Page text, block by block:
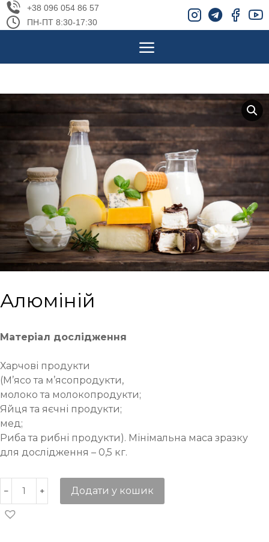
+38 096 054 86 57
ПН-ПТ 8:30-17:30
Алюміній
Матеріал дослідження
Харчові продукти
(М’ясо та м’ясопродукти,
молоко та молокопродукти;
Яйця та яєчні продукти;
мед;
Риба та рибні продукти). Мінімальна маса зразку
для дослідження – 0,5 кг.
Додати у кошик